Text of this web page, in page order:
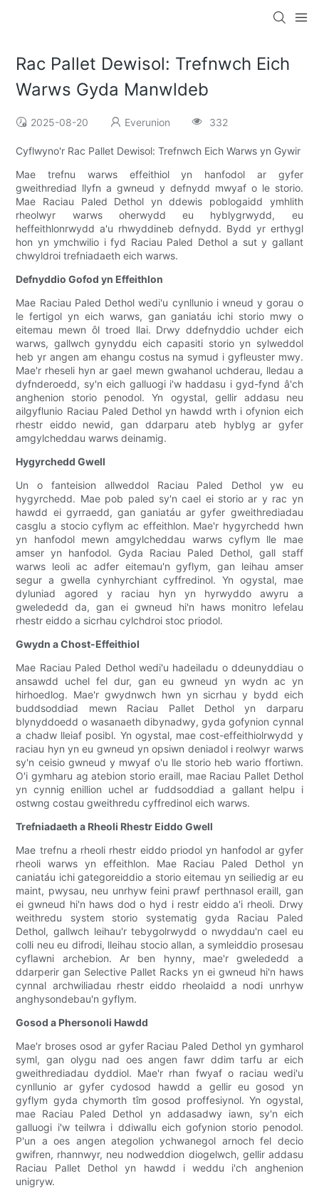
Rac Pallet Dewisol: Trefnwch Eich
Warws Gyda Manwldeb
2025-08-20 Everunion 332
Cyflwyno'r Rac Pallet Dewisol: Trefnwch Eich Warws yn Gywir
Mae trefnu warws effeithiol yn hanfodol ar gyfer
gweithrediad llyfn a gwneud y defnydd mwyaf o le storio.
Mae Raciau Paled Dethol yn ddewis poblogaidd ymhlith
rheolwyr warws oherwydd eu hyblygrwydd, eu
heffeithlonrwydd a'u rhwyddineb defnydd. Bydd yr erthygl
hon yn ymchwilio i fyd Raciau Paled Dethol a sut y gallant
chwyldroi trefniadaeth eich warws.
Defnyddio Gofod yn Effeithlon
Mae Raciau Paled Dethol wedi'u cynllunio i wneud y gorau o
le fertigol yn eich warws, gan ganiatáu ichi storio mwy o
eitemau mewn ôl troed llai. Drwy ddefnyddio uchder eich
warws, gallwch gynyddu eich capasiti storio yn sylweddol
heb yr angen am ehangu costus na symud i gyfleuster mwy.
Mae'r rheseli hyn ar gael mewn gwahanol uchderau, lledau a
dyfnderoedd, sy'n eich galluogi i'w haddasu i gyd-fynd â'ch
anghenion storio penodol. Yn ogystal, gellir addasu neu
ailgyflunio Raciau Paled Dethol yn hawdd wrth i ofynion eich
rhestr eiddo newid, gan ddarparu ateb hyblyg ar gyfer
amgylcheddau warws deinamig.
Hygyrchedd Gwell
Un o fanteision allweddol Raciau Paled Dethol yw eu
hygyrchedd. Mae pob paled sy'n cael ei storio ar y rac yn
hawdd ei gyrraedd, gan ganiatáu ar gyfer gweithrediadau
casglu a stocio cyflym ac effeithlon. Mae'r hygyrchedd hwn
yn hanfodol mewn amgylcheddau warws cyflym lle mae
amser yn hanfodol. Gyda Raciau Paled Dethol, gall staff
warws leoli ac adfer eitemau'n gyflym, gan leihau amser
segur a gwella cynhyrchiant cyffredinol. Yn ogystal, mae
dyluniad agored y raciau hyn yn hyrwyddo awyru a
gwelededd da, gan ei gwneud hi'n haws monitro lefelau
rhestr eiddo a sicrhau cylchdroi stoc priodol.
Gwydn a Chost-Effeithiol
Mae Raciau Paled Dethol wedi'u hadeiladu o ddeunyddiau o
ansawdd uchel fel dur, gan eu gwneud yn wydn ac yn
hirhoedlog. Mae'r gwydnwch hwn yn sicrhau y bydd eich
buddsoddiad mewn Raciau Pallet Dethol yn darparu
blynyddoedd o wasanaeth dibynadwy, gyda gofynion cynnal
a chadw lleiaf posibl. Yn ogystal, mae cost-effeithiolrwydd y
raciau hyn yn eu gwneud yn opsiwn deniadol i reolwyr warws
sy'n ceisio gwneud y mwyaf o'u lle storio heb wario ffortiwn.
O'i gymharu ag atebion storio eraill, mae Raciau Pallet Dethol
yn cynnig enillion uchel ar fuddsoddiad a gallant helpu i
ostwng costau gweithredu cyffredinol eich warws.
Trefniadaeth a Rheoli Rhestr Eiddo Gwell
Mae trefnu a rheoli rhestr eiddo priodol yn hanfodol ar gyfer
rheoli warws yn effeithlon. Mae Raciau Paled Dethol yn
caniatáu ichi gategoreiddio a storio eitemau yn seiliedig ar eu
maint, pwysau, neu unrhyw feini prawf perthnasol eraill, gan
ei gwneud hi'n haws dod o hyd i restr eiddo a'i rheoli. Drwy
weithredu system storio systematig gyda Raciau Paled
Dethol, gallwch leihau'r tebygolrwydd o nwyddau'n cael eu
colli neu eu difrodi, lleihau stocio allan, a symleiddio prosesau
cyflawni archebion. Ar ben hynny, mae'r gwelededd a
ddarperir gan Selective Pallet Racks yn ei gwneud hi'n haws
cynnal archwiliadau rhestr eiddo rheolaidd a nodi unrhyw
anghysondebau'n gyflym.
Gosod a Phersonoli Hawdd
Mae'r broses osod ar gyfer Raciau Paled Dethol yn gymharol
syml, gan olygu nad oes angen fawr ddim tarfu ar eich
gweithrediadau dyddiol. Mae'r rhan fwyaf o raciau wedi'u
cynllunio ar gyfer cydosod hawdd a gellir eu gosod yn
gyflym gyda chymorth tîm gosod proffesiynol. Yn ogystal,
mae Raciau Paled Dethol yn addasadwy iawn, sy'n eich
galluogi i'w teilwra i ddiwallu eich gofynion storio penodol.
P'un a oes angen ategolion ychwanegol arnoch fel decio
gwifren, rhannwyr, neu nodweddion diogelwch, gellir addasu
Raciau Pallet Dethol yn hawdd i weddu i'ch anghenion
unigryw.